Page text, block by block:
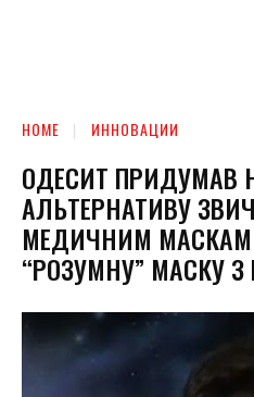
HOME ИННОВАЦИИ
ОДЕСИТ ПРИДУМАВ
АЛЬТЕРНАТИВУ
МЕДИЧНИМ
“РОЗУМНУ” МАСКУ